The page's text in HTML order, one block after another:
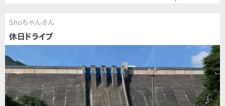
Shoちゃんさん
休日ドライブ